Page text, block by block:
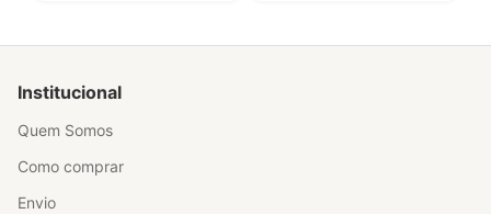
Institucional
Quem Somos
Como comprar
Envio